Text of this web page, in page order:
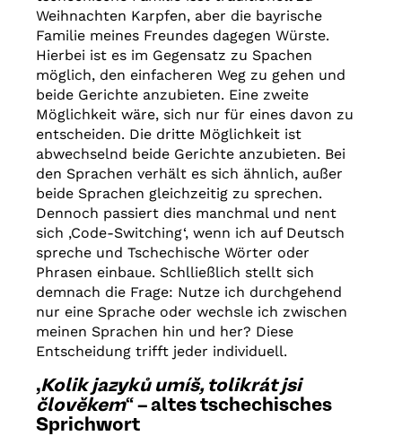
Weihnachten Karpfen, aber die bayrische
Familie meines Freundes dagegen Würste.
Hierbei ist es im Gegensatz zu Spachen
möglich, den einfacheren Weg zu gehen und
beide Gerichte anzubieten. Eine zweite
Möglichkeit wäre, sich nur für eines davon zu
entscheiden. Die dritte Möglichkeit ist
abwechselnd beide Gerichte anzubieten. Bei
den Sprachen verhält es sich ähnlich, außer
beide Sprachen gleichzeitig zu sprechen.
Dennoch passiert dies manchmal und nent
sich ‚Code-Switching‘, wenn ich auf Deutsch
spreche und Tschechische Wörter oder
Phrasen einbaue. Schlließlich stellt sich
demnach die Frage: Nutze ich durchgehend
nur eine Sprache oder wechsle ich zwischen
meinen Sprachen hin und her? Diese
Entscheidung trifft jeder individuell.
„Kolik jazyků umíš, tolikrát jsi
člověkem“ – altes tschechisches
Sprichwort